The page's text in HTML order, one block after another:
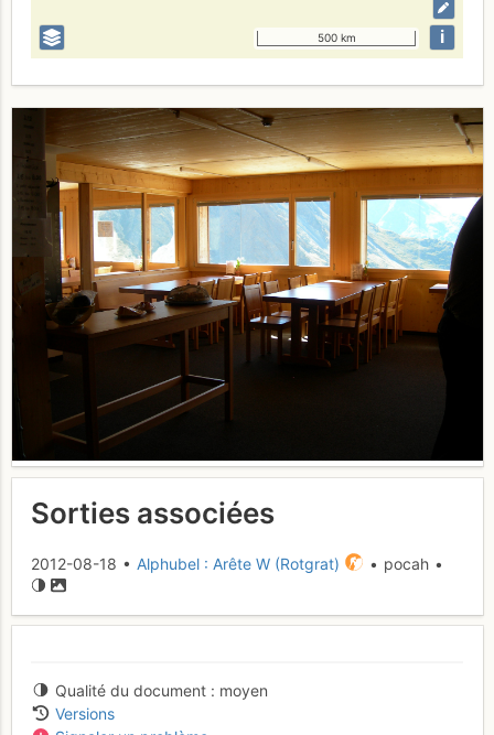
500 km i
Sorties associées
2012-08-18 • Alphubel : Arête W (Rotgrat) • pocah •
Qualité du document
moyen
Versions